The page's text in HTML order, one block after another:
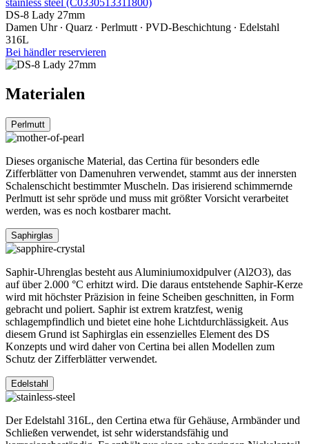
DS-8 Lady 27mm
Damen Uhr ∙ Quarz ∙ Perlmutt ∙ PVD-Beschichtung ∙ Edelstahl
316L
Bei händler reservieren
Materialen
Perlmutt
Dieses organische Material, das Certina für besonders edle
Zifferblätter von Damenuhren verwendet, stammt aus der innersten
Schalenschicht bestimmter Muscheln. Das irisierend schimmernde
Perlmutt ist sehr spröde und muss mit größter Vorsicht verarbeitet
werden, was es noch kostbarer macht.
Saphirglas
Saphir-Uhrenglas besteht aus Aluminiumoxidpulver (Al2O3), das
auf über 2.000 °C erhitzt wird. Die daraus entstehende Saphir-Kerze
wird mit höchster Präzision in feine Scheiben geschnitten, in Form
gebracht und poliert. Saphir ist extrem kratzfest, wenig
schlagempfindlich und bietet eine hohe Lichtdurchlässigkeit. Aus
diesem Grund ist Saphirglas ein essenzielles Element des DS
Konzepts und wird daher von Certina bei allen Modellen zum
Schutz der Zifferblätter verwendet.
Edelstahl
Der Edelstahl 316L, den Certina etwa für Gehäuse, Armbänder und
Schließen verwendet, ist sehr widerstandsfähig und